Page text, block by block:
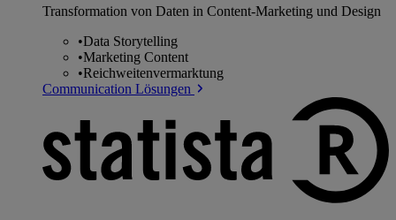
Transformation von Daten in Content-Marketing und Design
•Data Storytelling
•Marketing Content
•Reichweitenvermarktung
Communication Lösungen